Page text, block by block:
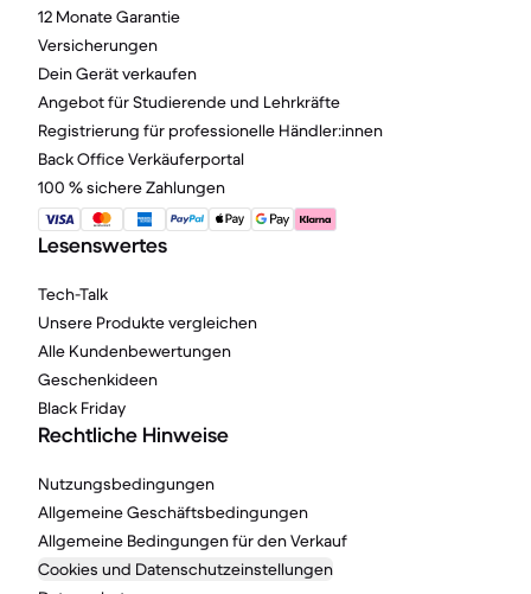
12 Monate Garantie
Versicherungen
Dein Gerät verkaufen
Angebot für Studierende und Lehrkräfte
Registrierung für professionelle Händler:innen
Back Office Verkäuferportal
100 % sichere Zahlungen
Lesenswertes
Tech-Talk
Unsere Produkte vergleichen
Alle Kundenbewertungen
Geschenkideen
Black Friday
Rechtliche Hinweise
Nutzungsbedingungen
Allgemeine Geschäftsbedingungen
Allgemeine Bedingungen für den Verkauf
Cookies und Datenschutzeinstellungen